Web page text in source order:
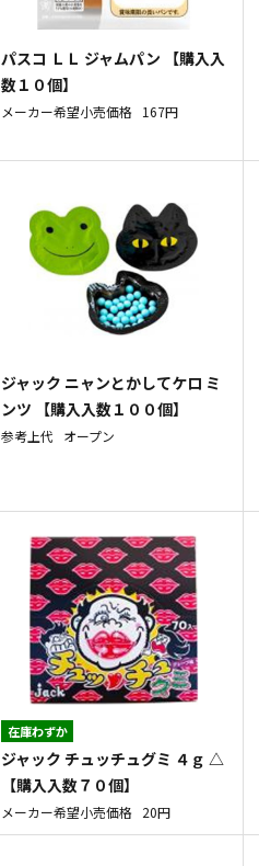
パスコ ＬＬ ジャムパン 【購入入
数１０個】
メーカー希望小売価格 167円
ジャック ニャンとかしてケロ ミ
ンツ 【購入入数１００個】
参考上代 オープン
在庫わずか
ジャック チュッチュグミ ４ｇ △
【購入入数７０個】
メーカー希望小売価格 20円